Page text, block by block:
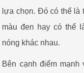
lựa chọn. Đó có thể là
màu đen hay có thể
nóng khác nhau.
Bên cạnh điểm